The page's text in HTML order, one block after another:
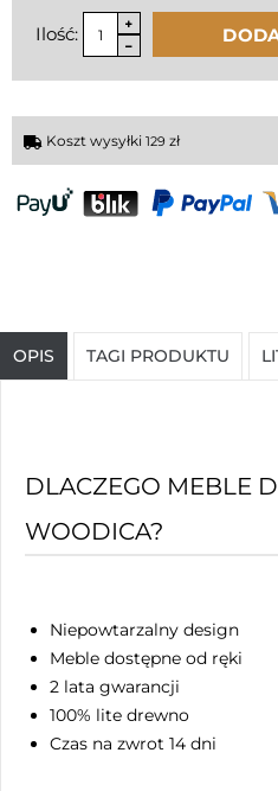
Ilość:
Koszt wysyłki 129 zł
OPIS TAGI PRODUKTU
DLACZEGO MEBLE
WOODICA?
Niepowtarzalny design
Meble dostępne od ręki
2 lata gwarancji
100% lite drewno
Czas na zwrot 14 dni